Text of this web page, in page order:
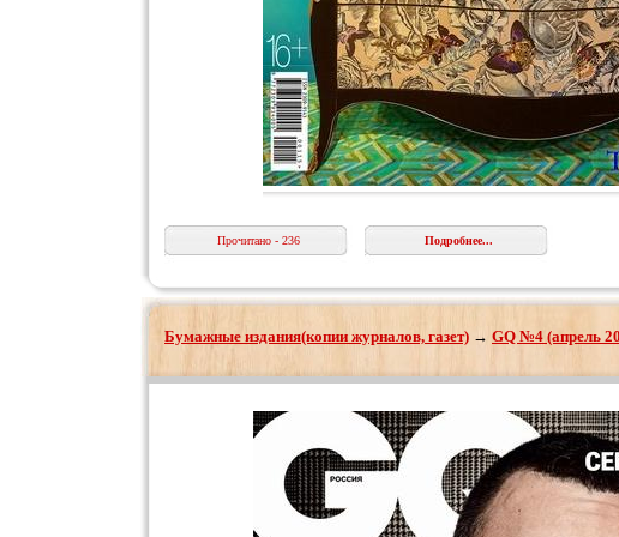
Прочитано - 236 Подробнее...
Бумажные издания(копии журналов, газет) → GQ №4 (апрель